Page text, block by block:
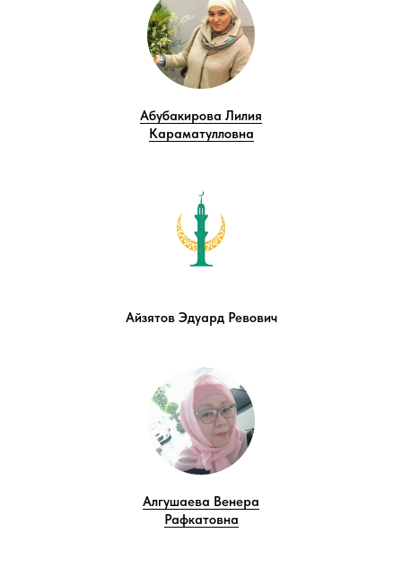
Абубакирова Лилия
Караматулловна
Aйзятов Эдуард Ревович
Алгушаева Венера
Рафкатовна